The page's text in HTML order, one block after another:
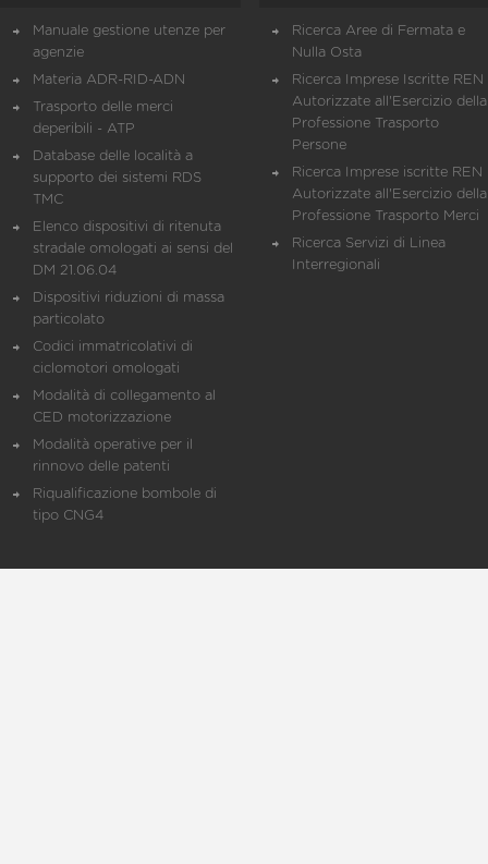
Manuale gestione utenze per
agenzie
Materia ADR-RID-ADN
Trasporto delle merci
deperibili - ATP
Database delle località a
supporto dei sistemi RDS
TMC
Elenco dispositivi di ritenuta
stradale omologati ai sensi del
DM 21.06.04
Dispositivi riduzioni di massa
particolato
Codici immatricolativi di
ciclomotori omologati
Modalità di collegamento al
CED motorizzazione
Modalità operative per il
rinnovo delle patenti
Riqualificazione bombole di
tipo CNG4
Ricerca Aree di Fermata e
Nulla Osta
Ricerca Imprese Iscritte REN
Autorizzate all'Esercizio della
Professione Trasporto
Persone
Ricerca Imprese iscritte REN
Autorizzate all'Esercizio della
Professione Trasporto Merci
Ricerca Servizi di Linea
Interregionali